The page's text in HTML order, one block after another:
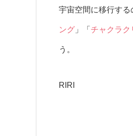
宇宙空間に移行する
ング 」「 チャクラク
う。
RIRI